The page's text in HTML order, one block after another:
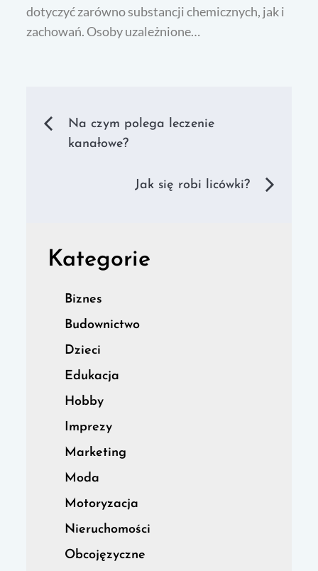
dotyczyć zarówno substancji chemicznych, jak i
zachowań. Osoby uzależnione…
Nawigacja
Na czym polega leczenie
kanałowe?
Jak się robi licówki?
Kategorie
Biznes
Budownictwo
Dzieci
Edukacja
Hobby
Imprezy
Marketing
Moda
Motoryzacja
Nieruchomości
Obcojęzyczne